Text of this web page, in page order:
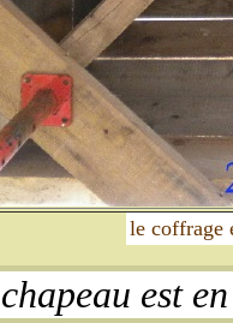
le coffrage
est